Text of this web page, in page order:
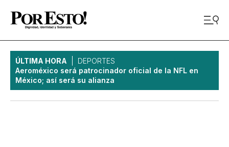
ÚLTIMA HORA
DEPORTES
Aeroméxico será patrocinador oficial de la NFL en
México; así será su alianza